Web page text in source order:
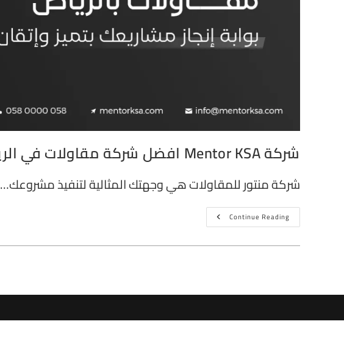
شركة Mentor KSA افضل شركة مقاولات في الرياض
شركة منتور للمقاولات هي وجهتك المثالية لتنفيذ مشروعك…
Continue Reading